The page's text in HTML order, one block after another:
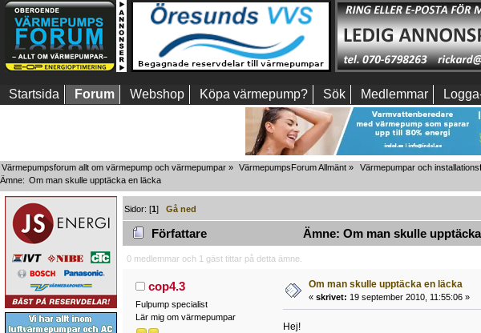
Startsida Forum Webshop Köpa värmepump? Sök Medlemmar
Värmepumpsforum allt om värmepump och värmepumpar » VärmepumpsForum Allmänt » Värmepumpar och
Ämne: Om man skulle upptäcka en läcka
Sidor: [1]Gå ned
Författare Ämne: Om man skulle
0 medlemmar och 1 gäst tittar på detta ämne.
cop4.3
Fulpump specialist
Lär mig om värmepumpar
Om man skulle upptäcka en läcka
« skrivet: 19 september 2010, 11:55:06 »
Hej!